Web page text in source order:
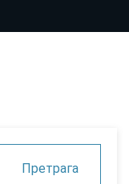
Претрага